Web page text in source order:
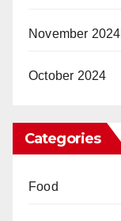
November 2024
October 2024
Categories
Food